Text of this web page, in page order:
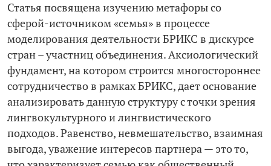
Статья посвящена изучению метафоры со
сферой-­источником «семья» в процессе
моделирования деятельности БРИКС в дискурсе
стран – участниц объединения. Аксиологический
фундамент, на котором строится многостороннее
сотрудничество в рамках БРИКС, дает основание
анализировать данную структуру с точки зрения
лингвокультурного и лингвистического
подходов. Равенство, невмешательство, взаимная
выгода, уважение интересов партнера — это то,